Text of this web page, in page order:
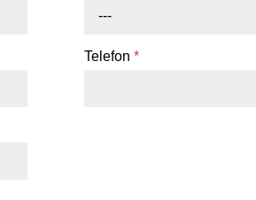
---
Telefon *